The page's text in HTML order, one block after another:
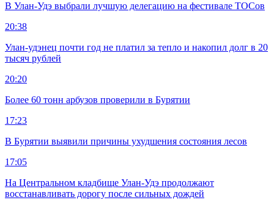
В Улан-Удэ выбрали лучшую делегацию на фестивале ТОСов
20:38
Улан-удэнец почти год не платил за тепло и накопил долг в 20
тысяч рублей
20:20
Более 60 тонн арбузов проверили в Бурятии
17:23
В Бурятии выявили причины ухудшения состояния лесов
17:05
На Центральном кладбище Улан-Удэ продолжают
восстанавливать дорогу после сильных дождей